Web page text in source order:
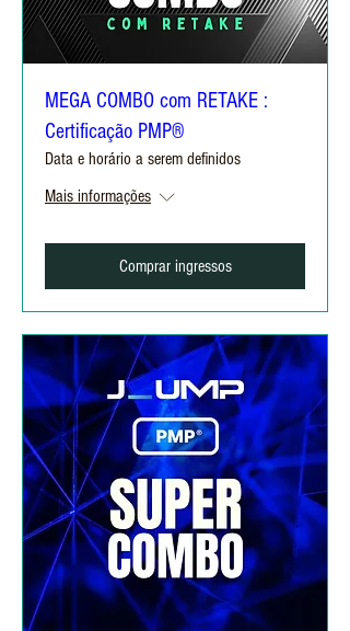
MEGA COMBO com RETAKE :
Certificação PMP®
Data e horário a serem definidos
Mais informações
Comprar ingressos